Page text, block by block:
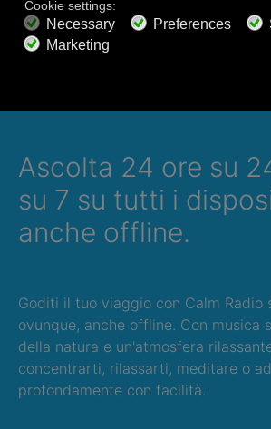
automaticamente.
Ascolta 24 ore su
su 7 su tutti i
anche offline.
Goditi il tuo viaggio con Calm Radio
ovunque, anche offline. Con musica
della natura e un'atmosfera
concentrarti, rilassarti, meditare o
profondamente con facilità.